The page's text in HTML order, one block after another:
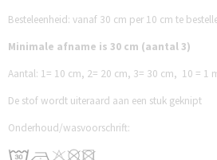
Besteleenheid: vanaf 30 cm per 10 cm te
Minimale afname is 30 cm (aantal 3)
Aantal: 1= 10 cm, 2= 20 cm, 3= 30 cm, 10 = 1
De stof wordt uiteraard aan een stuk geknipt
Onderhoud/wasvoorschrift: